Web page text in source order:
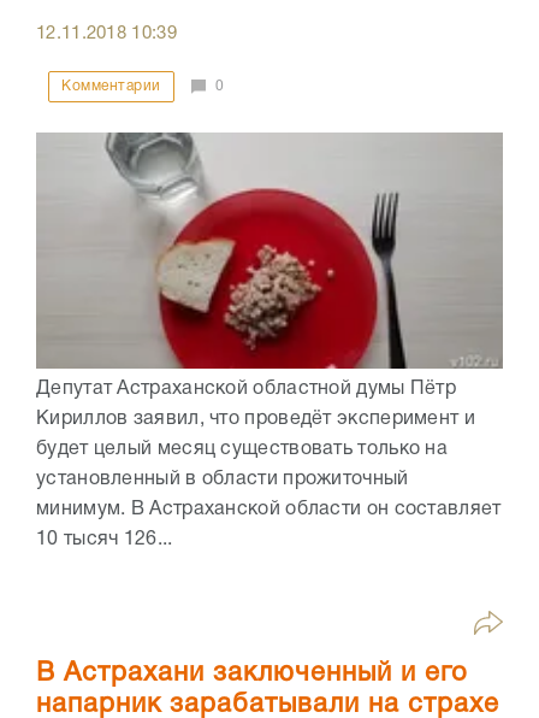
12.11.2018 10:39
Комментарии 0
Депутат Астраханской областной думы Пётр
Кириллов заявил, что проведёт эксперимент и
будет целый месяц существовать только на
установленный в области прожиточный
минимум. В Астраханской области он составляет
10 тысяч 126...
В Астрахани заключенный и его
напарник зарабатывали на страхе